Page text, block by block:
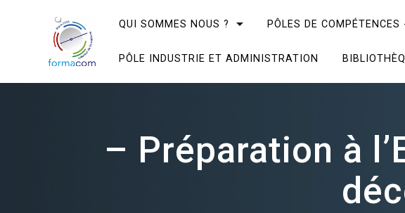
QUI SOMMES NOUS ? PÔLES DE
PÔLE INDUSTRIE ET ADMINISTRATION
– Préparation à